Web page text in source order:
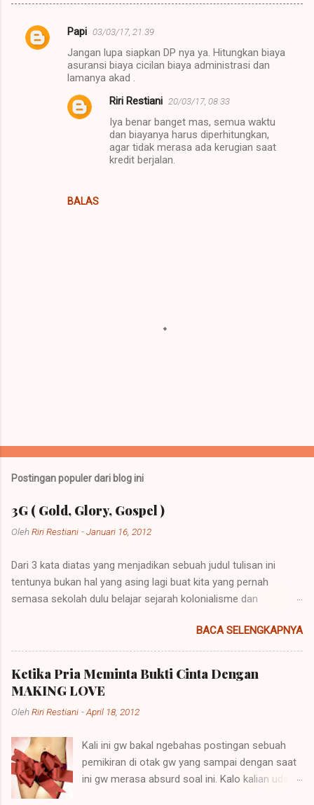
K
Papi 03/03/17, 21.39
Jangan lupa siapkan DP nya ya. Hitungkan biaya
asuransi biaya cicilan biaya administrasi dan
lamanya akad .
BALAS
Riri Restiani 20/03/17, 08.33
Iya benar banget mas, semua waktu
dan biayanya harus diperhitungkan,
agar tidak merasa ada kerugian saat
kredit berjalan.
t
n
g
K
e
n
a
Postingan populer dari blog ini
3G ( Gold, Glory, Gospel )
OlehRiri Restiani -Januari 16, 2012
Dari 3 kata diatas yang menjadikan sebuah judul tulisan ini
tentunya bukan hal yang asing lagi buat kita yang pernah
semasa sekolah dulu belajar sejarah kolonialisme dan
bentuk kalimat yang mempunyai penjelasan yang berbeda
namun pada prinsipnya mempunyai maksud yang sama.
Imperialisme ialah sebuah kebijakan di mana sebuah negara
besar dapat memegang kendali atau pemerintahan atas daerah
lain agar negara itu bisa dipelihara atau berkembang. Sebuah
contoh imperialisme terjadi saat negara-negara itu
imperialisme berasal dari kata Latin "imperare" yang artinya
"memerintah". Hak untuk memerintah (imperare) disebut
"imperium". Orang yang diberi hak itu (diberi imperium) disebut
"imperator". Yang lazimnya diberi imperium itu ialah raja, dan
BACA SELENGKAPNYA
Ketika Pria Meminta Bukti Cinta Dengan
MAKING LOVE
OlehRiri Restiani -April 18, 2012
Kali ini gw bakal ngebahas postingan sebuah
pemikiran di otak gw yang sampai dengan saat
ini gw merasa absurd soal ini. Kalo kalian udah